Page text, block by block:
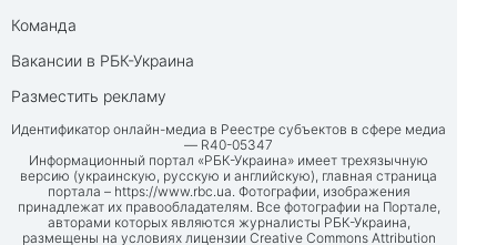
Команда
Вакансии в РБК-Украина
Разместить рекламу
Идентификатор онлайн-медиа в Реестре субъектов в сфере медиа
— R40-05347
Информационный портал «РБК-Украина» имеет трехязычную
версию (украинскую, русскую и английскую), главная страница
портала – https://www.rbc.ua. Фотографии, изображения
принадлежат их правообладателям. Все фотографии на Портале,
авторами которых являются журналисты РБК-Украина,
размещены на условиях лицензии Creative Commons Attribution